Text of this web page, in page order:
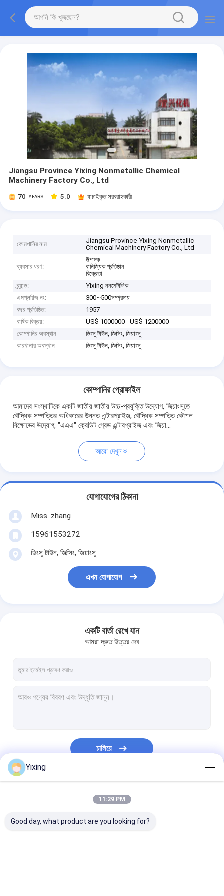
Jiangsu Province Yixing Nonmetallic Chemical
Machinery Factory Co., Ltd
70 YEARS 5.0 যাচাইকৃত সরবরাহকারী
কোমপানির নাম
Jiangsu Province Yixing Nonmetallic
Chemical Machinery Factory Co., Ltd
ব্যবসার ধরণ:
উত্পাদক
বানিজ্যিক প্রতিষ্ঠান
বিক্রেতা
ব্র্যান্ড:
Yixing ননমেটালিক
এমপ্লয়িজ নং:
300~500সম্প্রদায়
বছর প্রতিষ্ঠিত:
1957
বার্ষিক বিক্রয়:
US$ 1000000 - US$ 1200000
কোম্পানির অবস্থান
ডিংসু টাউন, জিক্সিং, জিয়াংসু
কারখানার অবস্থান
ডিংসু টাউন, জিক্সিং, জিয়াংসু
কোম্পানির প্রোফাইল
আমাদের সংস্থাটিকে একটি জাতীয় জাতীয় উচ্চ-প্রযুক্তি উদ্যোগ, জিয়াংসুতে
বৌদ্ধিক সম্পত্তির অধিকারের উন্নত এন্টারপ্রাইজ, বৌদ্ধিক সম্পত্তি কৌশল
বিক্ষোভের উদ্যোগ, "এএএ" ক্রেডিট গ্রেড এন্টারপ্রাইজ এবং জিয়া...
আরো দেখুন
যোগাযোগের ঠিকানা
Miss. zhang
15961553272
ডিংসু টাউন, জিক্সিং, জিয়াংসু
এখন যোগাযোগ
একটি বার্তা রেখে যান
আমরা দ্রুত উত্তর দেব
চালিয়ে
Yixing
11:29 PM
Good day, what product are you looking for?